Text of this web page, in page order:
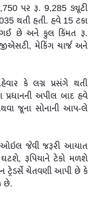
પર રૂ. 9,285 ડ્યૂટી
થતી હતી. હવે 15 ટકા
ગઈ છે અને કુલ કિંમત રૂ.
મેકિંગ ચાર્જ અને
કે લગ્ન પ્રસંગે થતી
પ્રધાનની અપીલ બાદ હવે
જૂના સોનાની આપ-લે
ઓઇલ જેવી જરૂરી આયાત
ઘટશે, રૂપિયાને ટેકો મળશે
ટ્રેડર્સે ચેતવણી આપી છે કે
છે.